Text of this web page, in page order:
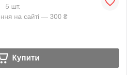
5 шт.
на сайті — 300 ₴
Купити